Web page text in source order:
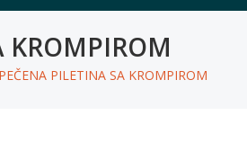
KROMPIROM
PEČENA PILETINA SA KROMPIROM